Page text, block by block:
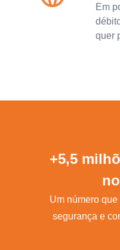
Em
quer
+5,5
Um número
segurança e